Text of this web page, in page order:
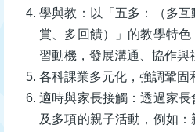
學與教：以「五多：（多
賞、多回饋）」的教學特
習動機，發展溝通、協作與
各科課業多元化，強調鞏固
適時與家長接觸：透過家
及多項的親子活動，例如